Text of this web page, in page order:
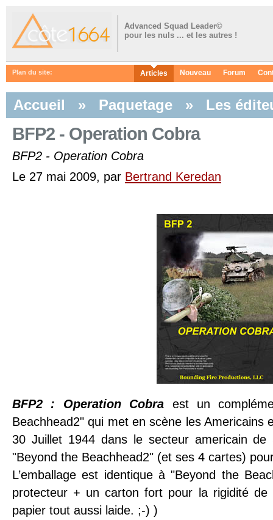
Advanced Squad Leader©
pour les nuls ... et les autres !
Plan du site: Articles Nouveau Forum
Accueil » Paquetage » Les
BFP2 - Operation Cobra
BFP2 - Operation Cobra
Le 27 mai 2009, par Bertrand Keredan
BFP2 : Operation Cobra
est un
Beachhead2" qui met en scène les Americains
30 Juillet 1944 dans le secteur americain
"Beyond the Beachhead2" (et ses 4 cartes)
L’emballage est identique à "Beyond the
protecteur + un carton fort pour la rigidité de
papier tout aussi laide. ;-) )